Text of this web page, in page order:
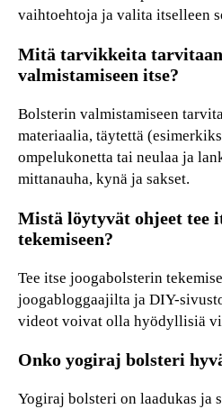
vaihtoehtoja ja valita itselleen
Mitä tarvikkeita
valmistamiseen itse?
Bolsterin valmistamiseen
materiaalia, täytettä
ompelukonetta tai neulaa ja
mittanauha, kynä ja sakset.
Mistä löytyvät ohjeet tee
tekemiseen?
Tee itse joogabolsterin
joogabloggaajilta ja DIY-
videot voivat olla hyödyllisiä
Onko yogiraj bolsteri
Yogiraj bolsteri on laadukas ja